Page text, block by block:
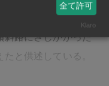
斜路にさしかかった
と供述している。
全て許可
Klaro